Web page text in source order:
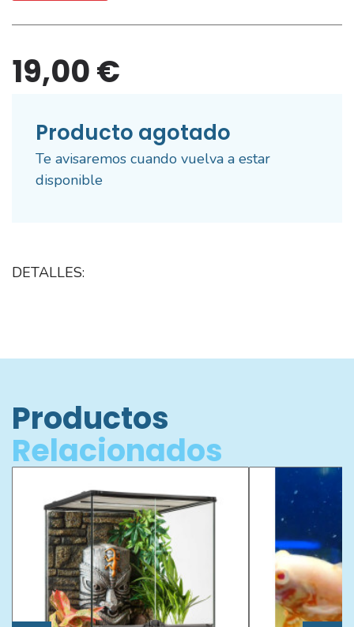
19,00 €
Producto agotado
Te avisaremos cuando vuelva a estar
disponible
DETALLES:
Productos
Relacionados